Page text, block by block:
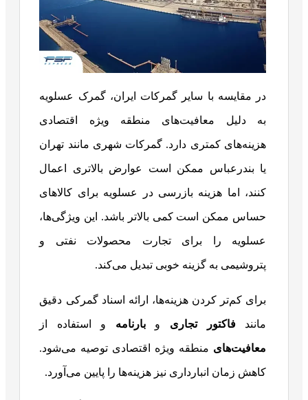
در مقایسه با سایر گمرکات ایران، گمرک عسلویه
به دلیل معافیت‌های منطقه ویژه اقتصادی
هزینه‌های کمتری دارد. گمرکات شهری مانند تهران
یا بندرعباس ممکن است عوارض بالاتری اعمال
کنند، اما هزینه بازرسی در عسلویه برای کالاهای
حساس ممکن است کمی بالاتر باشد. این ویژگی‌ها،
عسلویه را برای تجارت محصولات نفتی و
پتروشیمی به گزینه خوبی تبدیل می‌کند.
برای کم‌تر کردن هزینه‌ها، ارائه اسناد گمرکی دقیق
مانندفاکتور تجاری وبارنامه و استفاده از
معافیت‌های منطقه ویژه اقتصادی توصیه می‌شود.
کاهش زمان انبارداری نیز هزینه‌ها را پایین می‌آورد.